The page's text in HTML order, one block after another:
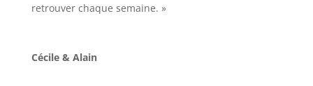
retrouver chaque semaine. »
Cécile & Alain